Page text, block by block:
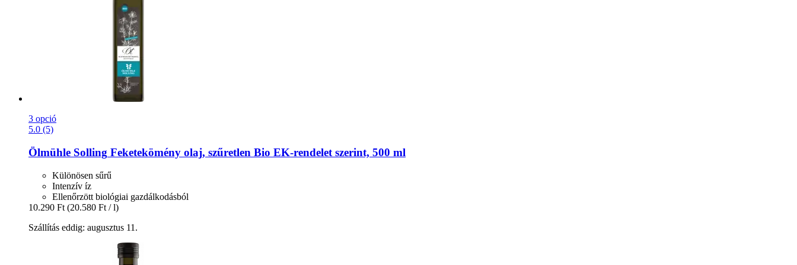
3 opció
5.0 (5)
Ölmühle Solling Feketekömény olaj, szűretlen Bio EK-​rendelet szerint, 500 ml
Különösen sűrű
Intenzív íz
Ellenőrzött biológiai gazdálkodásból
10.290 Ft (20.580 Ft / l)
Szállítás eddig: augusztus 11.